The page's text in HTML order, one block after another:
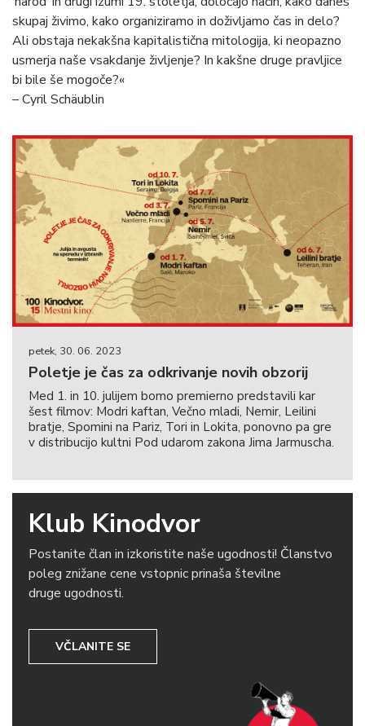
skupaj živimo, kako organiziramo in doživljamo čas in delo?
Ali obstaja nekakšna kapitalistična mitologija, ki neopazno
usmerja naše vsakdanje življenje? In kakšne druge pravljice
bi bile še mogoče?«
– Cyril Schäublin
petek, 30. 06. 2023
Poletje je čas za odkrivanje novih obzorij
Med 1. in 10. julijem bomo premierno predstavili kar
šest filmov: Modri kaftan, Večno mladi, Nemir, Leilini
bratje, Spomini na Pariz, Tori in Lokita, ponovno pa gre
v distribucijo kultni Pod udarom zakona Jima Jarmuscha.
Klub Kinodvor
Postanite član in izkoristite naše ugodnosti! Članstvo
poleg znižane cene vstopnic prinaša številne
druge ugodnosti.
VČLANITE SE